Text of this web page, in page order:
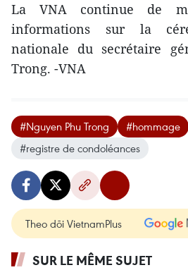
La VNA continue de
informations sur la
nationale du secrétaire
Trong. -VNA
#Nguyen Phu Trong
#hommage
#registre de condoléances
Theo dõi VietnamPlus
SUR LE MÊME SUJET